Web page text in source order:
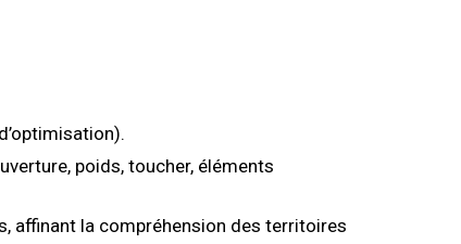
poids, toucher, éléments
affinant la compréhension des territoires